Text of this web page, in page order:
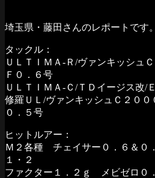
埼玉県・藤田さんのレポートです。
タックル：
ＵＬＴＩＭＡ-Ｒ/ヴァンキッシュ
Ｆ０．６号
ＵＬＴＩＭＡ-Ｃ/ＴＤイージス改/
修羅ＵＬ/ヴァンキッシュＣ２００
０．５号
ヒットルアー：
Ｍ２各種 チェイサー０．６＆０
１・２
ファクター１．２ｇ メビゼロ０